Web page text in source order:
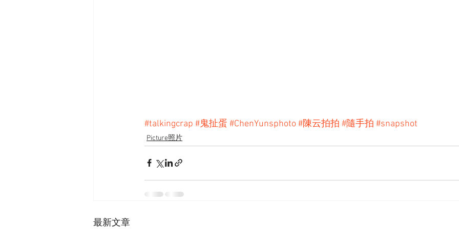
#talkingcrap #鬼扯蛋 #ChenYunsphoto #陳云拍拍 #隨手拍 #snapshot
Picture照片
最新文章